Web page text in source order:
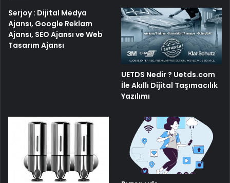
Serjoy : Dijital Medya
Ajansı, Google Reklam
Ajansı, SEO Ajansı ve Web
Tasarım Ajansı
UETDS Nedir ? Uetds.com
İle Akıllı Dijital Taşımacılık
Yazılımı